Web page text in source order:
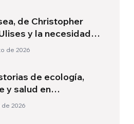
de Christopher
y la necesidad
amanecer
de 2026
de ecología,
y salud en
2026